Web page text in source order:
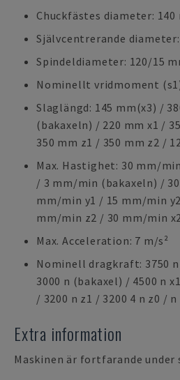
Chuckfästes diameter: 140
Självcentrerande
Spindeldiameter: 120/15
Nominellt vridmoment
Slaglängd: 145 mm(x3) /
(bakaxeln) / 220 mm x1 /
350 mm z1 / 350 mm z2 /
Max. Hastighet: 30 mm/
/ 3 mm/min (bakaxeln) /
mm/min y1 / 15 mm/min
mm/min z2 / 30 mm/min
Max. Acceleration: 7 m/s²
Nominell dragkraft: 3750
3000 n (bakaxel) / 4500 n
/ 3200 n z1 / 3200 4 n z0 / n
Extra information
Maskinen är fortfarande under